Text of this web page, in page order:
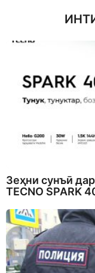
Зеҳни сунъӣ
TECNO SPARK